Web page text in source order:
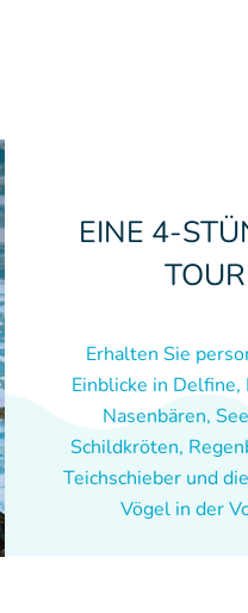
EINE 4-
TOUR
Erhalten Sie
Einblicke in Delfine,
Nasenbären,
Schildkröten,
Teichschieber und
Vögel in der